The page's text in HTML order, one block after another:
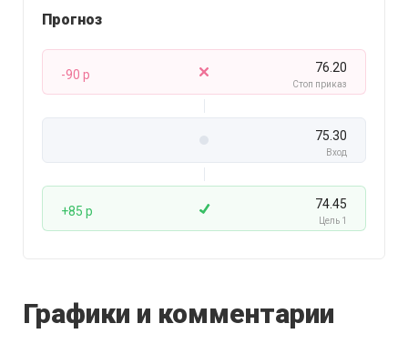
Прогноз
-90 p 76.20
Стоп приказ
75.30
Вход
+85 p 74.45
Цель 1
Графики и комментарии